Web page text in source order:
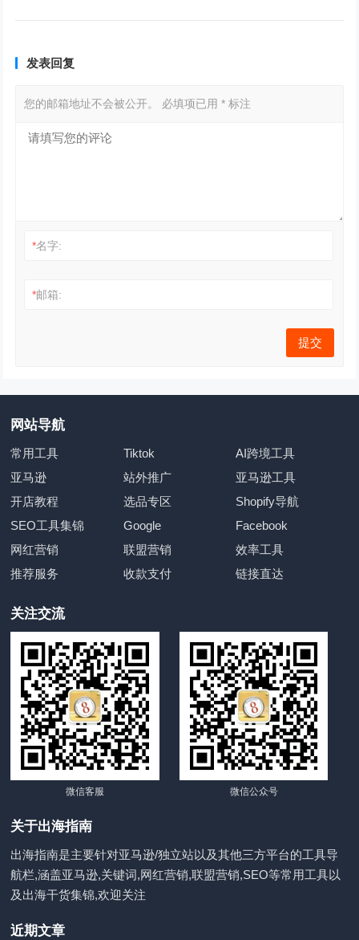
发表回复
您的邮箱地址不会被公开。 必填项已用* 标注
*名字:
*邮箱:
网站导航
常用工具 Tiktok
AI跨境工具
亚马逊
站外推广
亚马逊工具
开店教程
选品专区
Shopify导航
SEO工具集锦
Google
Facebook
网红营销
联盟营销
效率工具
推荐服务
收款支付 链接直达
关注交流
微信客服 微信公众号
关于出海指南
出海指南是主要针对亚马逊/独立站以及其他三方平台的工具导
航栏,涵盖亚马逊,关键词,网红营销,联盟营销,SEO等常用工具以
及出海干货集锦,欢迎关注
近期文章